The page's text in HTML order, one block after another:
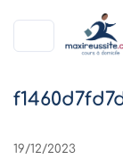
19/12/2023